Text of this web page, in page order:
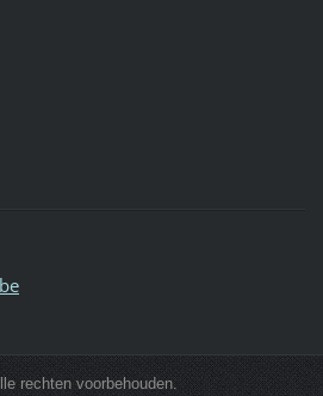
rechten voorbehouden.